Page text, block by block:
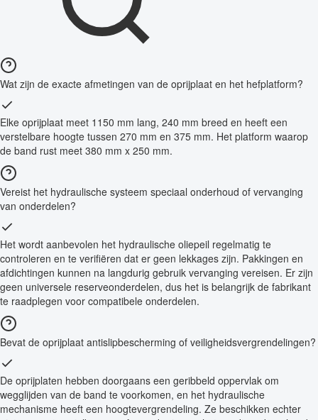
Wat zijn de exacte afmetingen van de oprijplaat en het hefplatform?
Elke oprijplaat meet 1150 mm lang, 240 mm breed en heeft een
verstelbare hoogte tussen 270 mm en 375 mm. Het platform waarop
de band rust meet 380 mm x 250 mm.
Vereist het hydraulische systeem speciaal onderhoud of vervanging
van onderdelen?
Het wordt aanbevolen het hydraulische oliepeil regelmatig te
controleren en te verifiëren dat er geen lekkages zijn. Pakkingen en
afdichtingen kunnen na langdurig gebruik vervanging vereisen. Er zijn
geen universele reserveonderdelen, dus het is belangrijk de fabrikant
te raadplegen voor compatibele onderdelen.
Bevat de oprijplaat antislipbescherming of veiligheidsvergrendelingen?
De oprijplaten hebben doorgaans een geribbeld oppervlak om
wegglijden van de band te voorkomen, en het hydraulische
mechanisme heeft een hoogtevergrendeling. Ze beschikken echter